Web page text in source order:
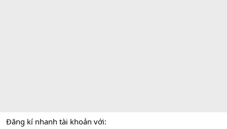
Đăng kí nhanh tài khoản với